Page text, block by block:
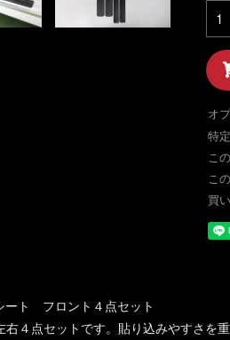
オ
特
こ
こ
買
ト フロント４点セット
４点セットです。貼り込みやすさを